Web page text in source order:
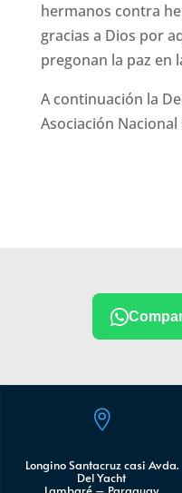
hermanos contra
gracias a Dios por
pregonan la paz en
A continuación la
Asociación Nacional

Longino Santacruz casi Avda.
Del Yacht